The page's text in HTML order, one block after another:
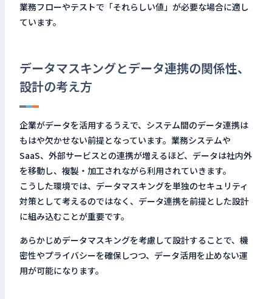
業務フローやテストで「それらしい値」が必要な場合に適し
ています。
データマスキングとデータ連携の関係性、
設計の考え方
企業がデータを活用するうえで、システム間のデータ連携は
もはや欠かせない前提となっています。業務システムや
SaaS、外部サービスとの連携が増えるほど、データは社内外
を移動し、複製・加工されながら利用されていきます。
こうした環境では、データマスキングを単独のセキュリティ
対策として考えるのではなく、データ連携を前提とした設計
に組み込むことが重要です。
あらかじめデータマスキングを考慮して設計することで、機
密性やプライバシーを確保しつつ、データ活用を止めない運
用が可能になります。